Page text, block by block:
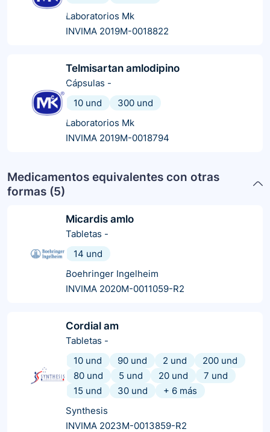
Laboratorios Mk
INVIMA 2019M-0018822
Telmisartan amlodipino
Cápsulas -
10 und
300 und
Laboratorios Mk
INVIMA 2019M-0018794
Medicamentos equivalentes con otras
formas (5)
Micardis amlo
Tabletas -
14 und
Boehringer Ingelheim
INVIMA 2020M-0011059-R2
Cordial am
Tabletas -
10 und
90 und 2 und
200 und
80 und
5 und 20 und
7 und
15 und
30 und + 6 más
Synthesis
INVIMA 2023M-0013859-R2